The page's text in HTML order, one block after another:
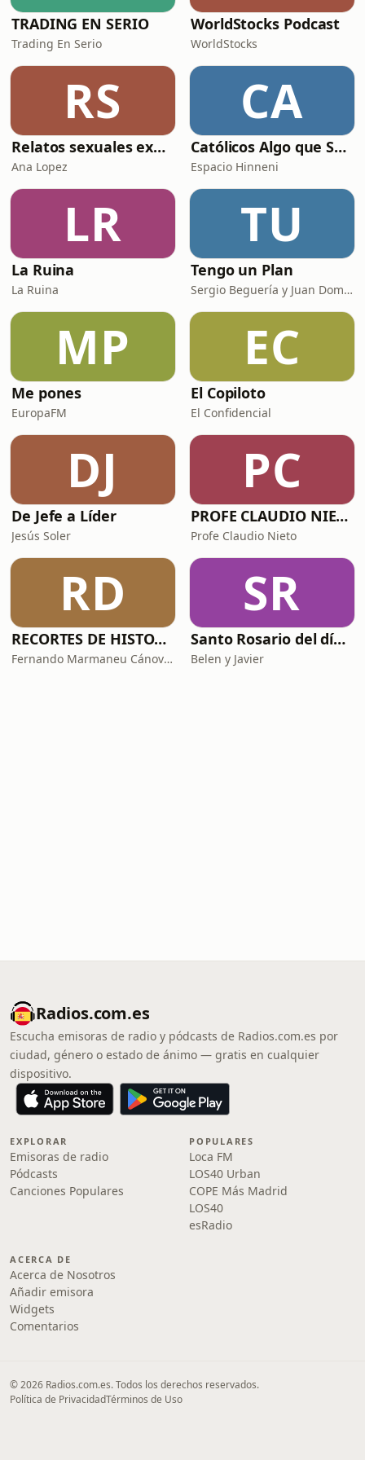
TRADING EN SERIO
Trading En Serio
WorldStocks Podcast
WorldStocks
RS
Relatos sexuales explícitos
Ana Lopez
CA
Católicos Algo que Saber
Espacio Hinneni
LR
La Ruina
La Ruina
TU
Tengo un Plan
Sergio Beguería y Juan Domínguez
MP
Me pones
EuropaFM
EC
El Copiloto
El Confidencial
DJ
De Jefe a Líder
Jesús Soler
PC
PROFE CLAUDIO NIETO
Profe Claudio Nieto
RD
RECORTES DE HISTORIA Y CIENCIA
Fernando Marmaneu Cánovas
SR
Santo Rosario del día. 🙏 Reza con nosotros en castellano 🇪🇸
Belen y Javier
Radios.com.es
Escucha emisoras de radio y pódcasts de Radios.com.es por
ciudad, género o estado de ánimo — gratis en cualquier
dispositivo.
EXPLORAR
Emisoras de radio
Pódcasts
Canciones Populares
POPULARES
Loca FM
LOS40 Urban
COPE Más Madrid
LOS40
esRadio
ACERCA DE
Acerca de Nosotros
Añadir emisora
Widgets
Comentarios
© 2026 Radios.com.es. Todos los derechos reservados.
Política de PrivacidadTérminos de Uso